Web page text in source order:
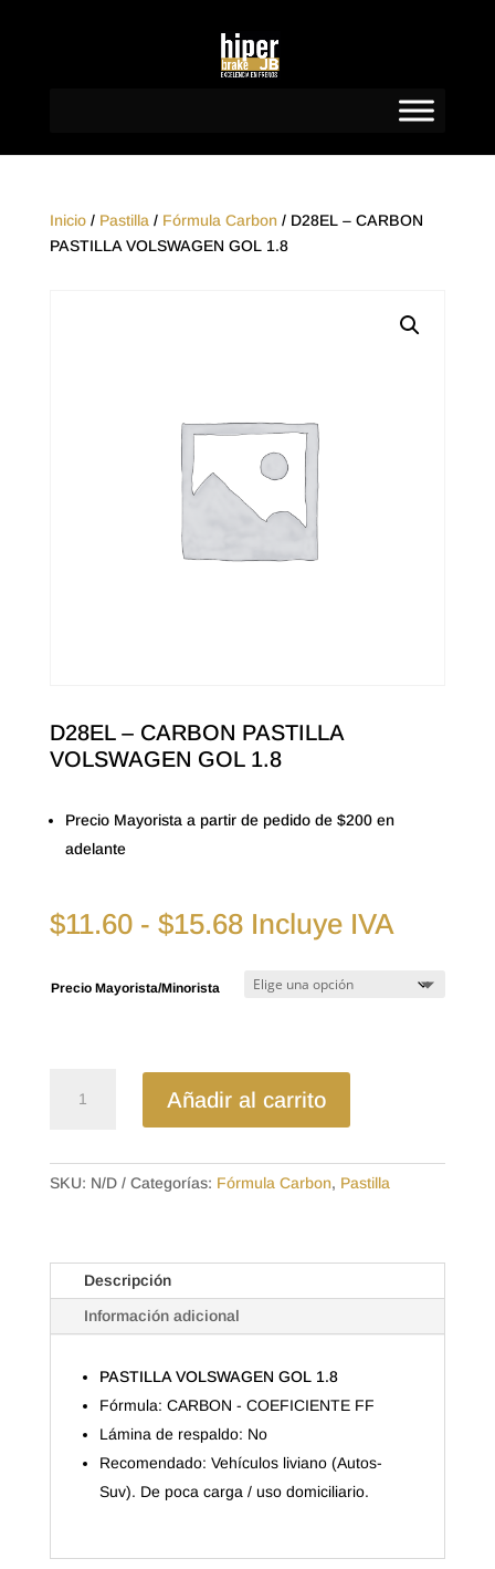
Inicio/ Pastilla / Fórmula Carbon/ D28EL – CARBON
PASTILLA VOLSWAGEN GOL 1.8
D28EL – CARBON PASTILLA
VOLSWAGEN GOL 1.8
Precio Mayorista a partir de pedido de $200 en
adelante
$11.60 - $15.68Rango
precios:
desde
$15.68
Incluye IVA
Precio Mayorista/Minorista
VOLSWAGEN
Añadir al carrito
SKU: N/D Categorías: Fórmula Carbon, Pastilla
Descripción
Información adicional
PASTILLA VOLSWAGEN GOL 1.8
Fórmula: CARBON - COEFICIENTE FF
Lámina de respaldo: No
Recomendado: Vehículos liviano (Autos-
Suv). De poca carga / uso domiciliario.